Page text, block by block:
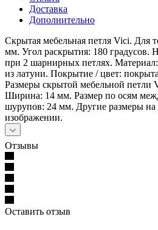
Доставка
Дополнительно
Скрытая мебельная петля Vici. Для
мм. Угол раскрытия: 180 градусов.
при 2 шарнирных петлях.
из латуни. Покрытие / цвет:
Размеры скрытой мебельной петли
Ширина: 14 мм. Размер по осям
шурупов: 24 мм. Другие размеры на
изображении.
Отзывы
Оставить отзыв